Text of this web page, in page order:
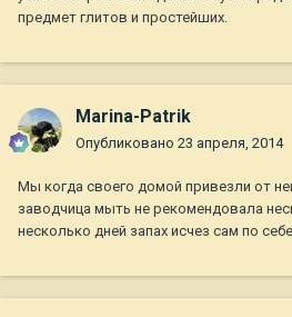
предмет глитов и простейших.
Marina-Patrik
Опубликовано 23 апреля, 2014
Мы когда своего домой привезли от
заводчица мыть не рекомендовала
несколько дней запах исчез сам по